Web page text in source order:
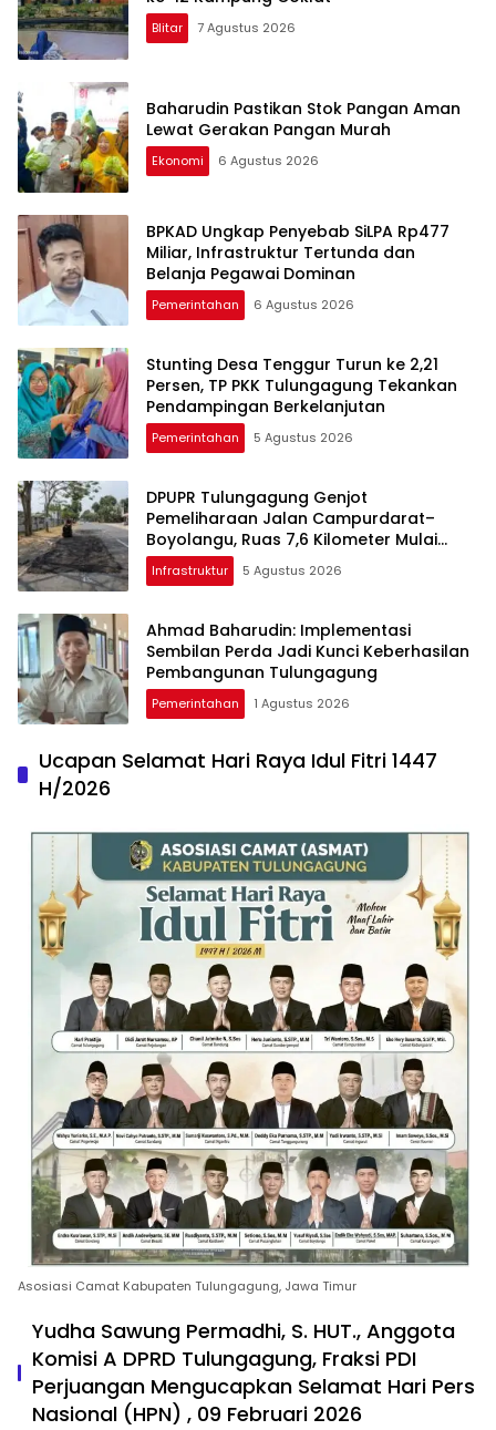
Blitar 7 Agustus 2026
Baharudin Pastikan Stok Pangan Aman
Lewat Gerakan Pangan Murah
Ekonomi 6 Agustus 2026
BPKAD Ungkap Penyebab SiLPA Rp477
Miliar, Infrastruktur Tertunda dan
Belanja Pegawai Dominan
Pemerintahan 6 Agustus 2026
Stunting Desa Tenggur Turun ke 2,21
Persen, TP PKK Tulungagung Tekankan
Pendampingan Berkelanjutan
Pemerintahan 5 Agustus 2026
DPUPR Tulungagung Genjot
Pemeliharaan Jalan Campurdarat–
Boyolangu, Ruas 7,6 Kilometer Mulai
Diperbaiki
Infrastruktur 5 Agustus 2026
Ahmad Baharudin: Implementasi
Sembilan Perda Jadi Kunci Keberhasilan
Pembangunan Tulungagung
Pemerintahan 1 Agustus 2026
Ucapan Selamat Hari Raya Idul Fitri 1447
H/2026
Asosiasi Camat Kabupaten Tulungagung, Jawa Timur
Yudha Sawung Permadhi, S. HUT., Anggota
Komisi A DPRD Tulungagung, Fraksi PDI
Perjuangan Mengucapkan Selamat Hari Pers
Nasional (HPN) , 09 Februari 2026